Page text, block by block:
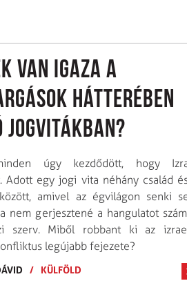
van igaza a
hátterében
úgy kezdődött, hogy
Adott egy jogi vita néhány család
amivel az égvilágon senki
nem gerjesztené a hangulatot
szerv. Miből robbant ki az
legújabb fejezete?
/ KÜLFÖLD